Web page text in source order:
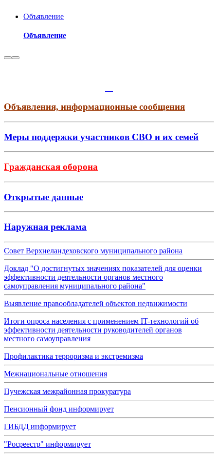
Объявление
Объявление
Объявления, информационные сообщения
Меры поддержки участников СВО и их семей
Гражданская оборона
Открытые данные
Наружная реклама
Совет Верхнеландеховского муниципального района
Доклад "О достигнутых значениях показателей для оценки
эффективности деятельности органов местного
самоуправления муниципального района"
Выявление правообладателей объектов недвижимости
Итоги опроса населения с применением IT-технологий об
эффективности деятельности руководителей органов
местного самоуправления
Профилактика терроризма и экстремизма
Межнациональные отношения
Пучежская межрайонная прокуратура
Пенсионный фонд информирует
ГИБДД информирует
"Росреестр" информирует